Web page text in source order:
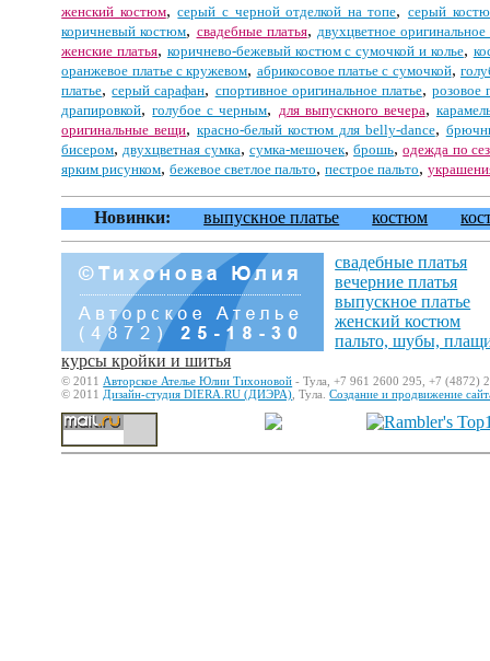
женский костюм,серый с черной отделкой на топе, серый
коричневый костюм, свадебные платья, двухцветное оригинальное
женские платья, коричнево-бежевый костюм с сумочкой и колье,
оранжевое платье с кружевом, абрикосовое платье с сумочкой,
платье,серый сарафан, спортивное оригинальное платье,розовое
драпировкой,голубое с черным, для выпускного вечера,
оригинальные вещи,красно-белый костюм для belly-dance,
бисером, двухцветная сумка, сумка-мешочек,брошь,одежда по
ярким рисунком,бежевое светлое пальто,пестрое пальто,
Новинки: выпускное платье костюм
свадебные платья
вечерние платья
выпускное платье
женский костюм
пальто, шубы,
курсы кройки и шитья
© 2011 Авторское Ателье Юлии Тихоновой - Тула, +7 961 2600 295, +7 (4872)
© 2011 Дизайн-студия DIERA.RU (ДИЭРА) , Тула.Создание и продвижение